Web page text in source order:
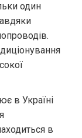
один
в Україні
в